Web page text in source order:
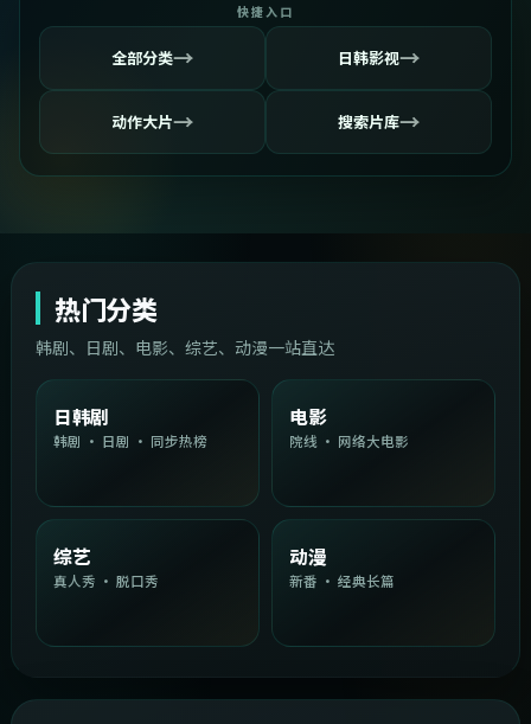
快捷入口
全部分类→ 日韩影视→
动作大片→ 搜索片库→
热门分类
韩剧、日剧、电影、综艺、动漫一站直达
日韩剧
韩剧 · 日剧 · 同步热榜
电影
院线 · 网络大电影
综艺
真人秀 · 脱口秀
动漫
新番 · 经典长篇